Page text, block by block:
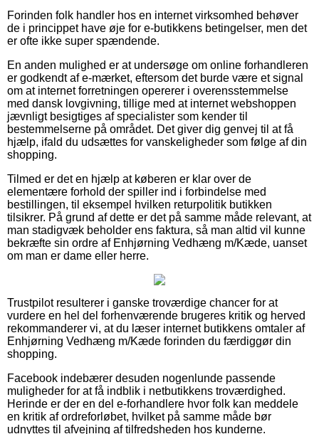
Forinden folk handler hos en internet virksomhed behøver
de i princippet have øje for e-butikkens betingelser, men det
er ofte ikke super spændende.
En anden mulighed er at undersøge om online forhandleren
er godkendt af e-mærket, eftersom det burde være et signal
om at internet forretningen opererer i overensstemmelse
med dansk lovgivning, tillige med at internet webshoppen
jævnligt besigtiges af specialister som kender til
bestemmelserne på området. Det giver dig genvej til at få
hjælp, ifald du udsættes for vanskeligheder som følge af din
shopping.
Tilmed er det en hjælp at køberen er klar over de
elementære forhold der spiller ind i forbindelse med
bestillingen, til eksempel hvilken returpolitik butikken
tilsikrer. På grund af dette er det på samme måde relevant, at
man stadigvæk beholder ens faktura, så man altid vil kunne
bekræfte sin ordre af Enhjørning Vedhæng m/Kæde, uanset
om man er dame eller herre.
Trustpilot resulterer i ganske troværdige chancer for at
vurdere en hel del forhenværende brugeres kritik og herved
rekommanderer vi, at du læser internet butikkens omtaler af
Enhjørning Vedhæng m/Kæde forinden du færdiggør din
shopping.
Facebook indebærer desuden nogenlunde passende
muligheder for at få indblik i netbutikkens troværdighed.
Herinde er der en del e-forhandlere hvor folk kan meddele
en kritik af ordreforløbet, hvilket på samme måde bør
udnyttes til afvejning af tilfredsheden hos kunderne.